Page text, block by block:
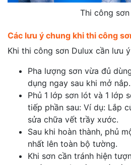
Thi công sơn
​Các lưu ý chung khi thi công
Khi thi công sơn Dulux cần lưu
Pha lượng sơn vừa đủ
dụng ngay sau khi mở nắp.
Phủ 1 lớp sơn lót và 1 lớp
tiếp phần sau: Ví dụ: Lắp
sửa chữa vết trầy xước.
Sau khi hoàn thành, phủ
nhất lên toàn bộ tường.
Khi sơn cần tránh hiện